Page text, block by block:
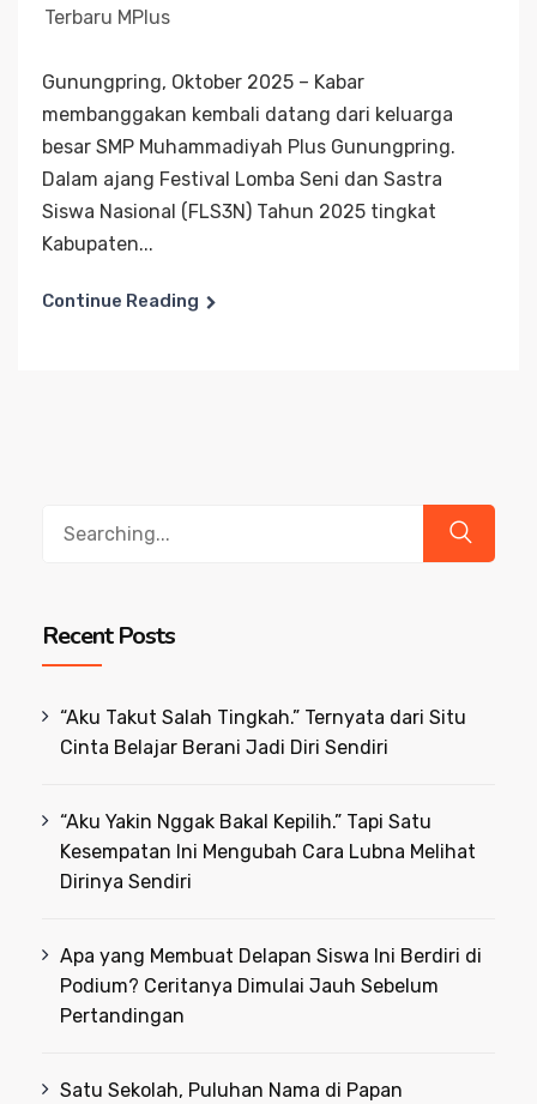
Terbaru MPlus
Gunungpring, Oktober 2025 – Kabar
membanggakan kembali datang dari keluarga
besar SMP Muhammadiyah Plus Gunungpring.
Dalam ajang Festival Lomba Seni dan Sastra
Siswa Nasional (FLS3N) Tahun 2025 tingkat
Kabupaten...
Continue Reading
Recent Posts
“Aku Takut Salah Tingkah.” Ternyata dari Situ
Cinta Belajar Berani Jadi Diri Sendiri
“Aku Yakin Nggak Bakal Kepilih.” Tapi Satu
Kesempatan Ini Mengubah Cara Lubna Melihat
Dirinya Sendiri
Apa yang Membuat Delapan Siswa Ini Berdiri di
Podium? Ceritanya Dimulai Jauh Sebelum
Pertandingan
Satu Sekolah, Puluhan Nama di Papan